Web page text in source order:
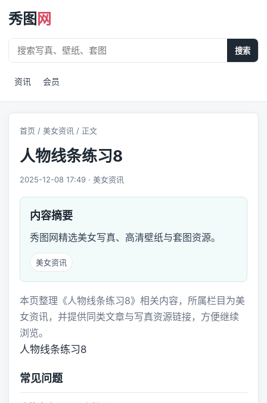
秀图 网
搜索
资讯 会员
首页 / 美女资讯 / 正文
人物线条练习8
2025-12-08 17:49 · 美女资讯
内容摘要
秀图网精选美女写真、高清壁纸与套图资源。
美女资讯
本页整理《人物线条练习8》相关内容，所属栏目为美
女资讯，并提供同类文章与写真资源链接，方便继续
浏览。
人物线条练习8
常见问题